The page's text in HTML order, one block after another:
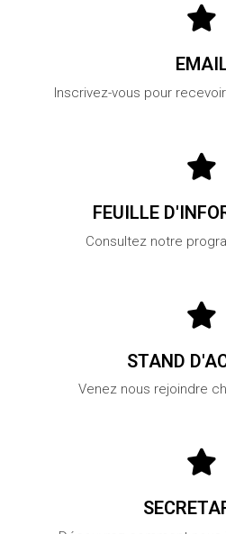
Inscrivez-vous pour
FEUILLE
Consultez notre
STAND
Venez nous rejoindre